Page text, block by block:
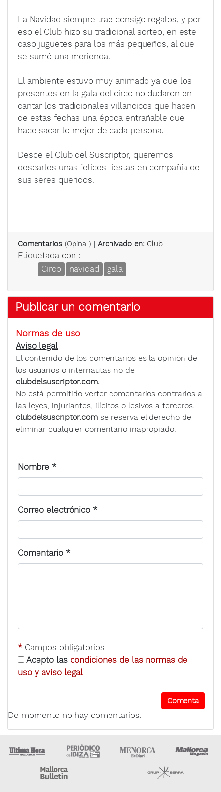
La Navidad siempre trae consigo regalos, y por
eso el Club hizo su tradicional sorteo, en este
caso juguetes para los más pequeños, al que
se sumó una merienda.
El ambiente estuvo muy animado ya que los
presentes en la gala del circo no dudaron en
cantar los tradicionales villancicos que hacen
de estas fechas una época entrañable que
hace sacar lo mejor de cada persona.
Desde el Club del Suscriptor, queremos
desearles unas felices fiestas en compañía de
sus seres queridos.
Comentarios (Opina ) | Archivado en: Club
Etiquetada con :
Circo
navidad gala
Publicar un comentario
Normas de uso
Aviso legal
El contenido de los comentarios es la opinión de
los usuarios o internautas no de
clubdelsuscriptor.com.
No está permitido verter comentarios contrarios a
las leyes, injuriantes, ilícitos o lesivos a terceros.
clubdelsuscriptor.com se reserva el derecho de
eliminar cualquier comentario inapropiado.
Nombre *
Correo electrónico *
Comentario *
* Campos obligatorios
Acepto las condiciones de las normas de
uso y aviso legal
De momento no hay comentarios.
Ultima Hora Ultima hora Ibiza Menorca • Es Diari